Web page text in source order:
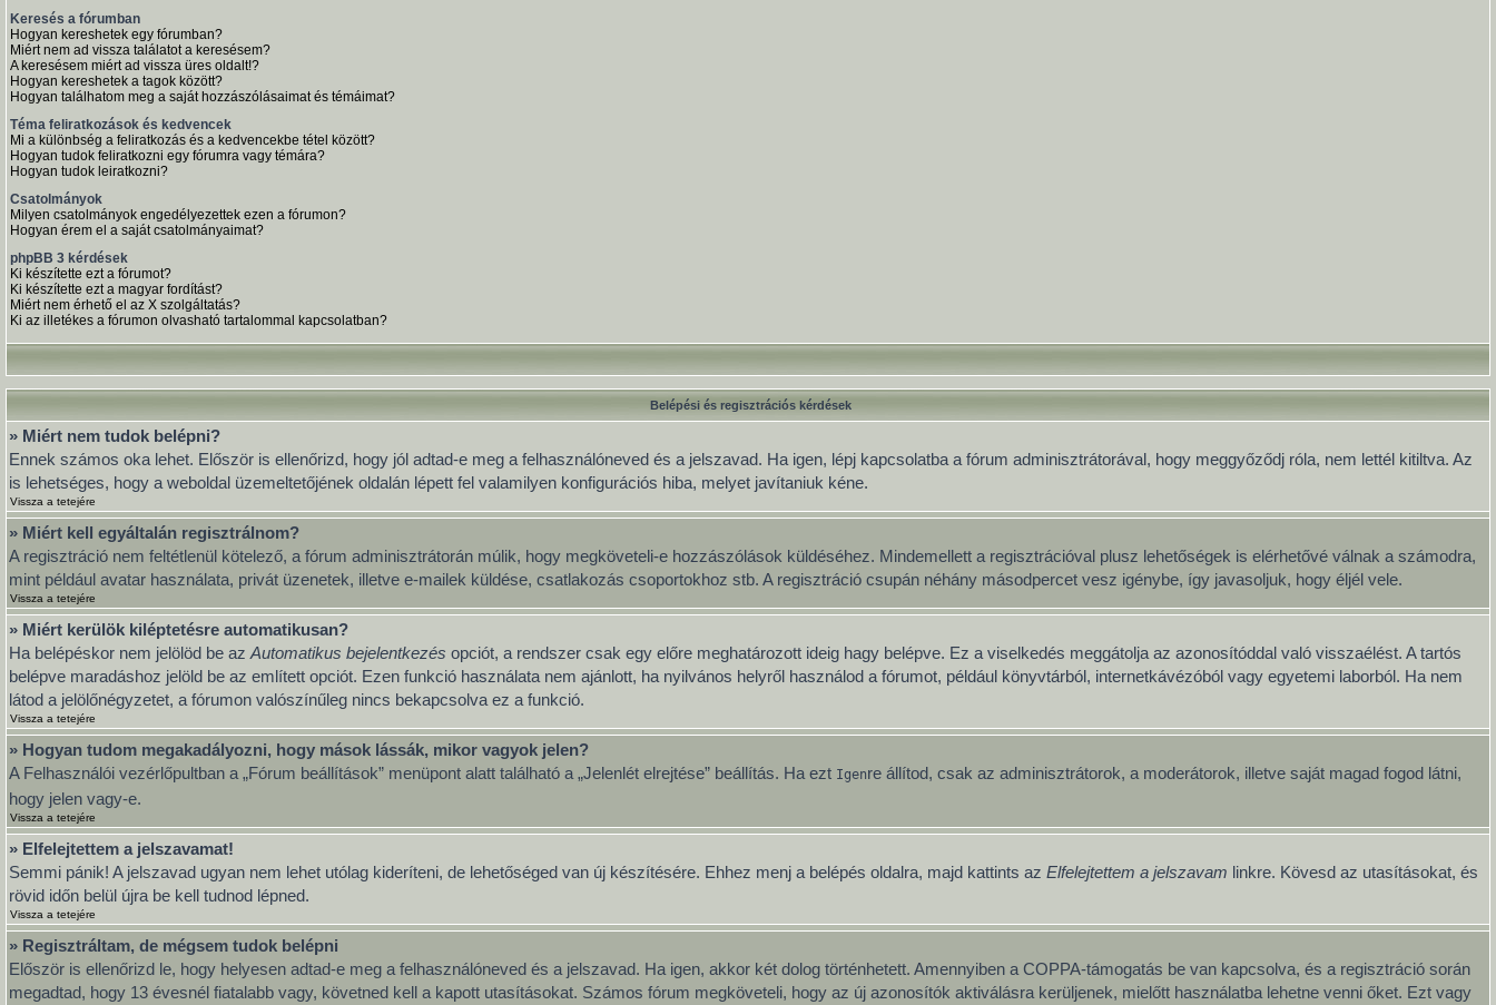
Keresés a fórumban
Hogyan kereshetek egy fórumban?
Miért nem ad vissza találatot a keresésem?
A keresésem miért ad vissza üres oldalt!?
Hogyan kereshetek a tagok között?
Hogyan találhatom meg a saját hozzászólásaimat és témáimat?
Téma feliratkozások és kedvencek
Mi a különbség a feliratkozás és a kedvencekbe tétel között?
Hogyan tudok feliratkozni egy fórumra vagy témára?
Hogyan tudok leiratkozni?
Csatolmányok
Milyen csatolmányok engedélyezettek ezen a fórumon?
Hogyan érem el a saját csatolmányaimat?
phpBB 3 kérdések
Ki készítette ezt a fórumot?
Ki készítette ezt a magyar fordítást?
Miért nem érhető el az X szolgáltatás?
Ki az illetékes a fórumon olvasható tartalommal kapcsolatban?
Belépési és regisztrációs kérdések
» Miért nem tudok belépni?
Ennek számos oka lehet. Először is ellenőrizd, hogy jól adtad-e meg a felhasználóneved és a jelszavad. Ha igen, lépj kapcsolatba a fórum adminisztrátorával, hogy meggyőződj róla, nem lettél kitiltva. Az
is lehetséges, hogy a weboldal üzemeltetőjének oldalán lépett fel valamilyen konfigurációs hiba, melyet javítaniuk kéne.
Vissza a tetejére
» Miért kell egyáltalán regisztrálnom?
A regisztráció nem feltétlenül kötelező, a fórum adminisztrátorán múlik, hogy megköveteli-e hozzászólások küldéséhez. Mindemellett a regisztrációval plusz lehetőségek is elérhetővé válnak a számodra,
mint például avatar használata, privát üzenetek, illetve e-mailek küldése, csatlakozás csoportokhoz stb. A regisztráció csupán néhány másodpercet vesz igénybe, így javasoljuk, hogy éljél vele.
Vissza a tetejére
» Miért kerülök kiléptetésre automatikusan?
Ha belépéskor nem jelölöd be az Automatikus bejelentkezés opciót, a rendszer csak egy előre meghatározott ideig hagy belépve. Ez a viselkedés meggátolja az azonosítóddal való visszaélést. A tartós
belépve maradáshoz jelöld be az említett opciót. Ezen funkció használata nem ajánlott, ha nyilvános helyről használod a fórumot, például könyvtárból, internetkávézóból vagy egyetemi laborból. Ha nem
látod a jelölőnégyzetet, a fórumon valószínűleg nincs bekapcsolva ez a funkció.
Vissza a tetejére
» Hogyan tudom megakadályozni, hogy mások lássák, mikor vagyok jelen?
A Felhasználói vezérlőpultban a „Fórum beállítások” menüpont alatt található a „Jelenlét elrejtése” beállítás. Ha ezt Igenre állítod, csak az adminisztrátorok, a moderátorok, illetve saját magad fogod látni,
hogy jelen vagy-e.
Vissza a tetejére
» Elfelejtettem a jelszavamat!
Semmi pánik! A jelszavad ugyan nem lehet utólag kideríteni, de lehetőséged van új készítésére. Ehhez menj a belépés oldalra, majd kattints az Elfelejtettem a jelszavam linkre. Kövesd az utasításokat, és
rövid időn belül újra be kell tudnod lépned.
Vissza a tetejére
» Regisztráltam, de mégsem tudok belépni
Először is ellenőrizd le, hogy helyesen adtad-e meg a felhasználóneved és a jelszavad. Ha igen, akkor két dolog történhetett. Amennyiben a COPPA-támogatás be van kapcsolva, és a regisztráció során
megadtad, hogy 13 évesnél fiatalabb vagy, követned kell a kapott utasításokat. Számos fórum megköveteli, hogy az új azonosítók aktiválásra kerüljenek, mielőtt használatba lehetne venni őket. Ezt vagy